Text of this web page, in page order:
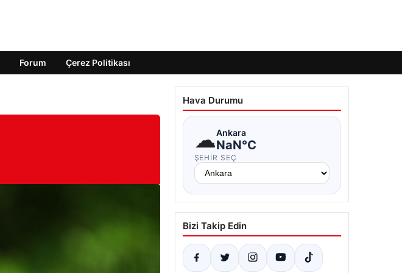
Forum Çerez Politikası
Hava Durumu
☁Ankara
NaN°C
ŞEHIR SEÇ
Bizi Takip Edin